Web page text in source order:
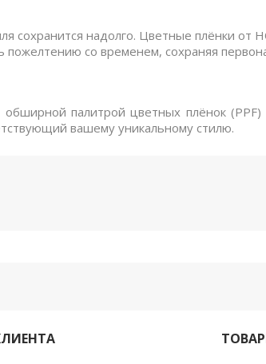
сохранится надолго. Цветные плёнки от
со временем, сохраняя
палитрой цветных плёнок (PPF)
вашему уникальному стилю.